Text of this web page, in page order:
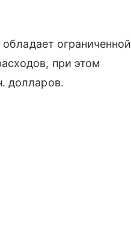
ограниченной
при этом
долларов.